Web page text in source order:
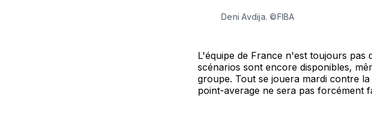
Deni Avdija. ©FIBA
L'équipe de France n'est toujours pas
scénarios sont encore disponibles,
groupe. Tout se jouera mardi contre
point-average ne sera pas forcément